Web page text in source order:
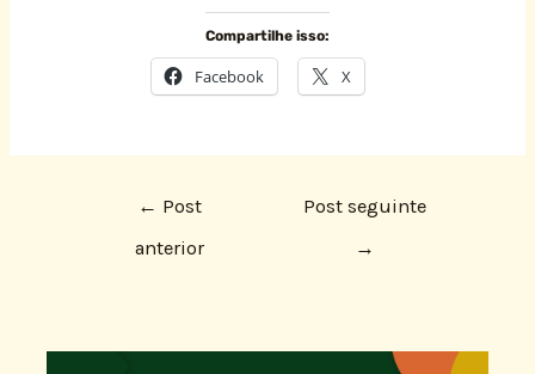
Compartilhe isso:
Facebook X
← Post
anterior
Post seguinte
→